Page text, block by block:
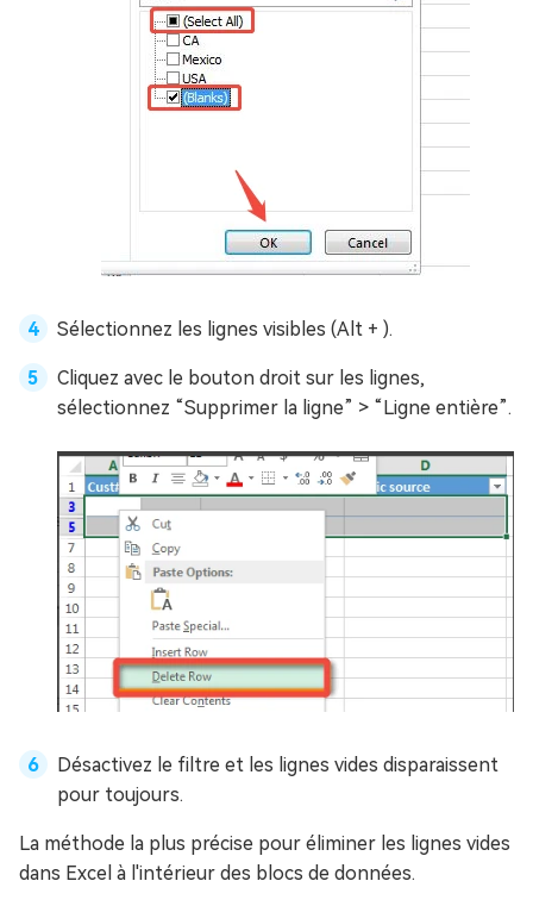
Sélectionnez les lignes visibles (Alt + ).
Cliquez avec le bouton droit sur les lignes,
sélectionnez “Supprimer la ligne” > “Ligne entière”.
Désactivez le filtre et les lignes vides disparaissent
pour toujours.
La méthode la plus précise pour éliminer les lignes vides
dans Excel à l'intérieur des blocs de données.